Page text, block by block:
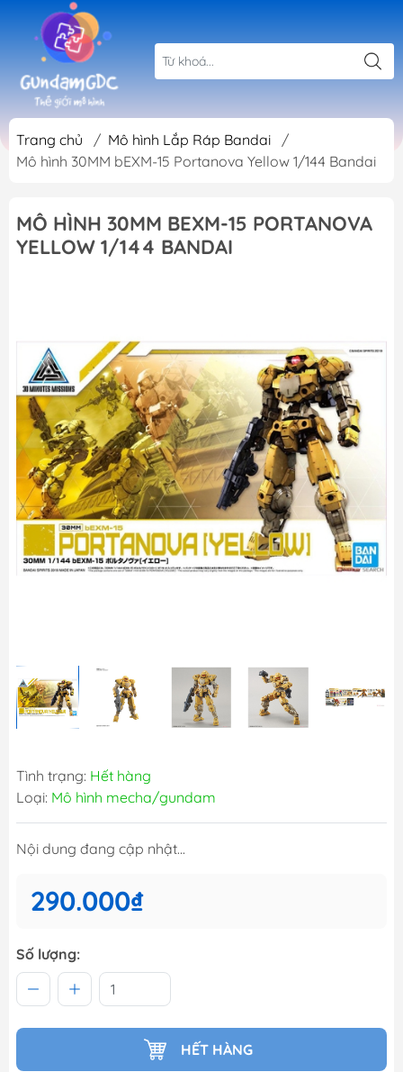
Trang chủ / Mô hình Lắp Ráp Bandai
/
Mô hình 30MM bEXM-15 Portanova Yellow 1/144 Bandai
MÔ HÌNH 30MM BEXM-15 PORTANOVA
YELLOW 1/144 BANDAI
Tình trạng: Hết hàng
Loại: Mô hình mecha/gundam
Nội dung đang cập nhật...
290.000₫
Số lượng:
HẾT HÀNG